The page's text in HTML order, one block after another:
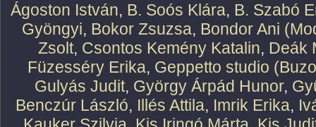
Ágoston István, B. Soós Klára, B. Szabó
Gyöngyi, Bokor Zsuzsa, Bondor Ani
Zsolt, Csontos Kemény Katalin, Deák
Füzesséry Erika, Geppetto studio
Gulyás Judit, György Árpád Hunor,
Benczúr László, Illés Attila, Imrik Erika,